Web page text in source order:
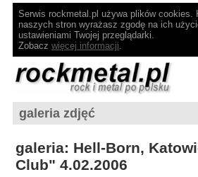
Serwis rockmetal.pl używa plików cookies.
naszych stron wyrażasz zgodę na ich
ustawieniami Twojej przeglądarki.
Zobacz więcej informacji.
galeria zdjęć
galeria: Hell-Born,
Club" 4.02.2006